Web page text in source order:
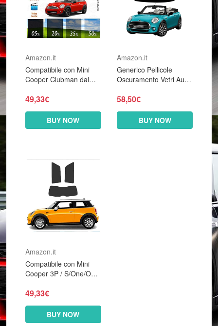
Amazon.it
Compatibile con Mini
Cooper Clubman dal
Oscuramento Vetri Auto
49,33€
BUY NOW
Amazon.it
Generico Pellicole
Oscuramento Vetri Auto
Ricambio Compatibile
Convertible dal...
58,50€
BUY NOW
Amazon.it
Compatibile con Mini
Cooper 3P / S/One/One
Pellicole Oscuramento
49,33€
BUY NOW